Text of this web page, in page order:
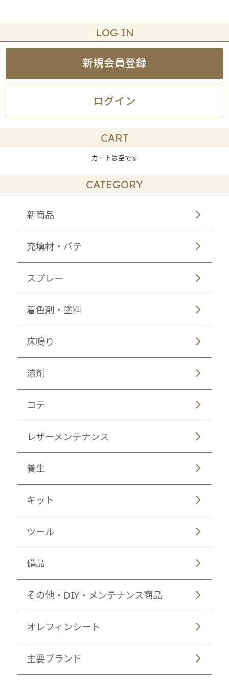
LOG IN
ログイン
新規会員登録
CART
カートは空です
CATEGORY
新商品
充填材・パテ
スプレー
着色剤・塗料
床鳴り
溶剤
コテ
レザーメンテナンス
養生
キット
ツール
備品
その他・DIY・メンテナンス商品
オレフィンシート
主要ブランド